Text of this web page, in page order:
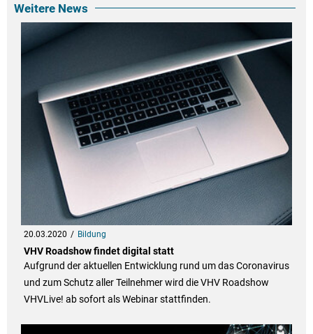
Weitere News
20.03.2020 Bildung
VHV Roadshow findet digital statt
Aufgrund der aktuellen Entwicklung rund um das Coronavirus
und zum Schutz aller Teilnehmer wird die VHV Roadshow
VHVLive! ab sofort als Webinar stattfinden.